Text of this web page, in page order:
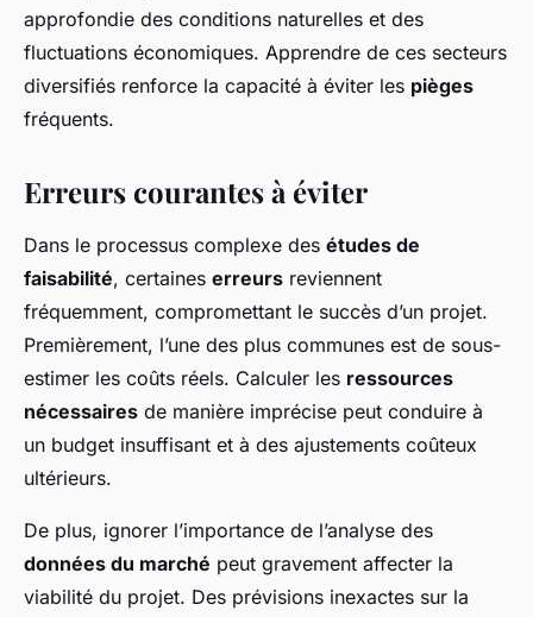
approfondie des conditions naturelles et des
fluctuations économiques. Apprendre de ces secteurs
diversifiés renforce la capacité à éviter les pièges
fréquents.
Erreurs courantes à éviter
Dans le processus complexe des études de
faisabilité, certaines erreurs reviennent
fréquemment, compromettant le succès d’un projet.
Premièrement, l’une des plus communes est de sous-
estimer les coûts réels. Calculer les ressources
nécessaires de manière imprécise peut conduire à
un budget insuffisant et à des ajustements coûteux
ultérieurs.
De plus, ignorer l’importance de l’analyse des
données du marché peut gravement affecter la
viabilité du projet. Des prévisions inexactes sur la